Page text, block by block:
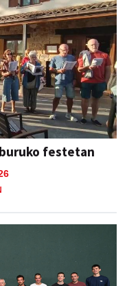
festetan